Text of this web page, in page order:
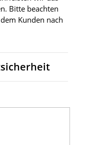
Bitte beachten
Kunden nach